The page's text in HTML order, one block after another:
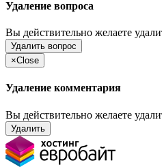
Удаление вопроса
Вы действительно желаете
Удалить вопрос
×Close
Удаление комментария
Вы действительно желаете
Удалить